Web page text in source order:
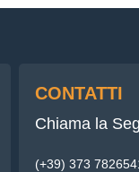
CONTATTI
Chiama la
(+39) 373